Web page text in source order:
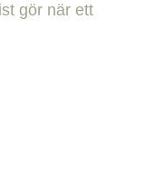
gör när ett